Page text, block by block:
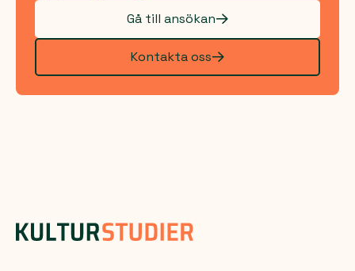
Gå till ansökan
Kontakta oss